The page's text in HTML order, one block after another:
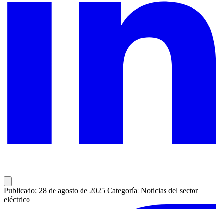
Publicado: 28 de agosto de 2025 Categoría: Noticias del sector
eléctrico